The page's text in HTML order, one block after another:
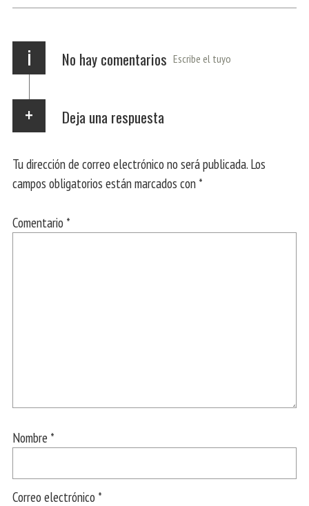
p m r
i No hay comentarios Escribe el tuyo
Deja una respuesta
Tu dirección de correo electrónico no será publicada. Los
campos obligatorios están marcados con*
Comentario *
Nombre *
Correo electrónico *